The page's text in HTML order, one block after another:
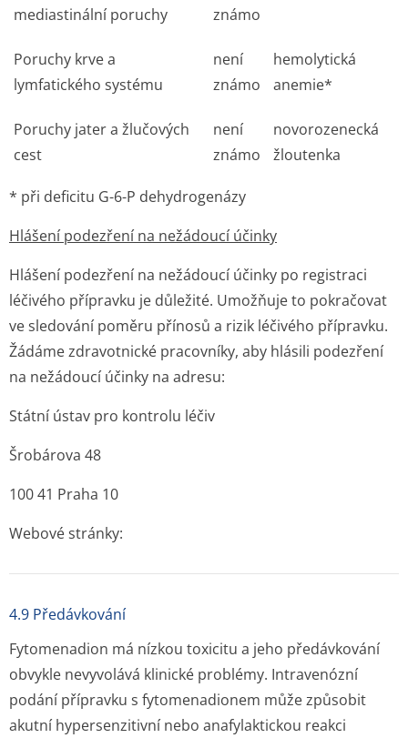
mediastinální poruchy
známo
Poruchy krve a
lymfatického systému
není
známo
hemolytická
anemie*
Poruchy jater a žlučových
cest
není
známo
novorozenecká
žloutenka
* při deficitu G-6-P dehydrogenázy
Hlášení podezření na nežádoucí účinky
Hlášení podezření na nežádoucí účinky po registraci
léčivého přípravku je důležité. Umožňuje to pokračovat
ve sledování poměru přínosů a rizik léčivého přípravku.
Žádáme zdravotnické pracovníky, aby hlásili podezření
na nežádoucí účinky na adresu:
Státní ústav pro kontrolu léčiv
Šrobárova 48
100 41 Praha 10
Webové stránky:
4.9 Předávkování
Fytomenadion má nízkou toxicitu a jeho předávkování
obvykle nevyvolává klinické problémy. Intravenózní
podání přípravku s fytomenadionem může způsobit
akutní hypersenzitivní nebo anafylaktickou reakci